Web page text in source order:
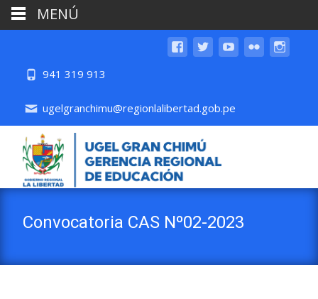
941 319 913
ugelgranchimu@regionlalibertad.gob.pe
Convocatoria CAS Nº02-2023
MENÚ